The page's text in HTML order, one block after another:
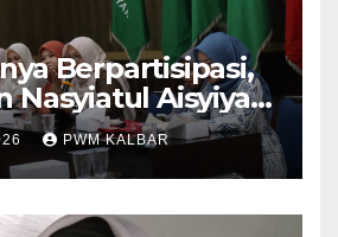
Berpartisipasi,
Nasyiatul Aisyiyah
Program
XV
PWM KALBAR